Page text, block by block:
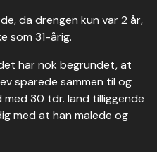
da drengen kun var 2 år,
som 31-årig.
har nok begrundet, at
sparede sammen til og
30 tdr. land tilliggende
med at han malede og